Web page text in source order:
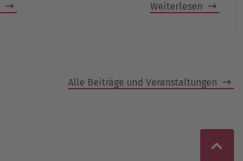
Weiterlesen
Alle Beiträge und Veranstaltungen